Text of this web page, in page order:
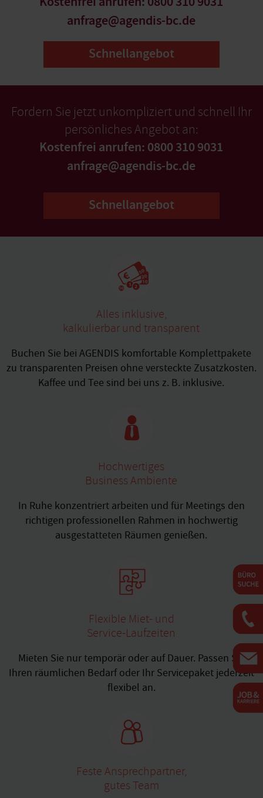
anfrage@agendis-bc.de
Schnellangebot
Fordern Sie jetzt unkompliziert und schnell Ihr
persönliches Angebot an:
Kostenfrei anrufen: 0800 310 9031
anfrage@agendis-bc.de
Schnellangebot
Alles inklusive,
kalkulierbar und transparent
Buchen Sie bei AGENDIS komfortable Komplettpakete
zu transparenten Preisen ohne versteckte Zusatzkosten.
Kaffee und Tee sind bei uns z. B. inklusive.
Hochwertiges
Business Ambiente
In Ruhe konzentriert arbeiten und für Meetings den
richtigen professionellen Rahmen in hochwertig
ausgestatteten Räumen genießen.
Flexible Miet- und
Service-Laufzeiten
Mieten Sie nur temporär oder auf Dauer. Passen Sie
Ihren räumlichen Bedarf oder Ihr Servicepaket jederzeit
flexibel an.
Feste Ansprechpartner,
gutes Team